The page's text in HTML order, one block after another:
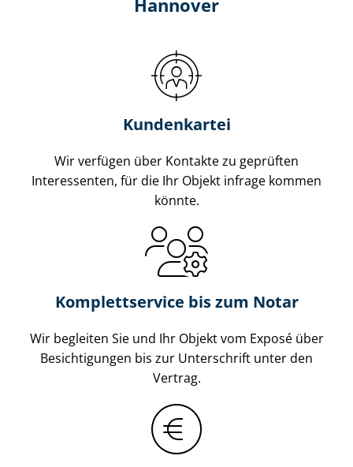
Hannover
Kundenkartei
Wir verfügen über Kontakte zu geprüften
Interessenten, für die Ihr Objekt infrage kommen
könnte.
Komplettservice bis zum Notar
Wir begleiten Sie und Ihr Objekt vom Exposé über
Besichtigungen bis zur Unterschrift unter den
Vertrag.